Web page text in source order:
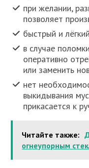
при желании,
позволяет
быстрый и
в случае
оперативно
или заменить
нет
выкидывания
прикасается к
Читайте также:
огнеупорным